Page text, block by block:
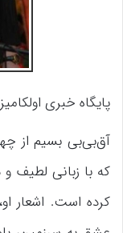
پایگاه خبری
آق‌بی‌بی بسیم از
که با زبانی لطیف
کرده است. اشعار